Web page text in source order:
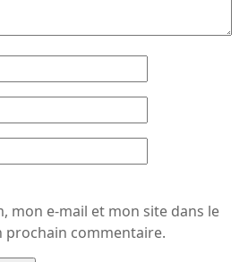
mon e-mail et mon site dans le
commentaire.